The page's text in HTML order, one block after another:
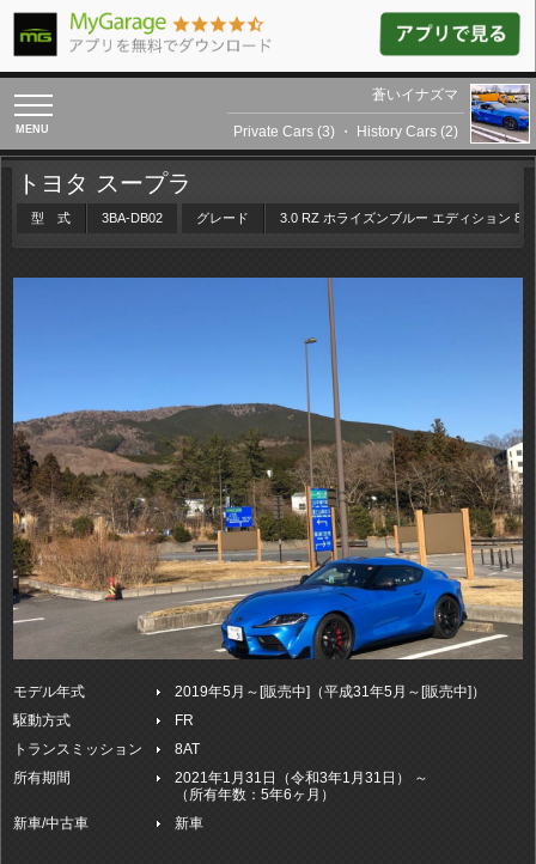
toggle
navigation
蒼いイナズマ
Private Cars (3) ・ History Cars (2)
トヨタ スープラ
型 式 3BA-DB02 グレード 3.0 RZ ホライズンブルー エディション
モデル年式
2019年5月～[販売中]（平成31年5月～[販売中]）
駆動方式
FR
トランスミッション
8AT
所有期間
2021年1月31日（令和3年1月31日） ～
（所有年数：5年6ヶ月）
新車/中古車
新車